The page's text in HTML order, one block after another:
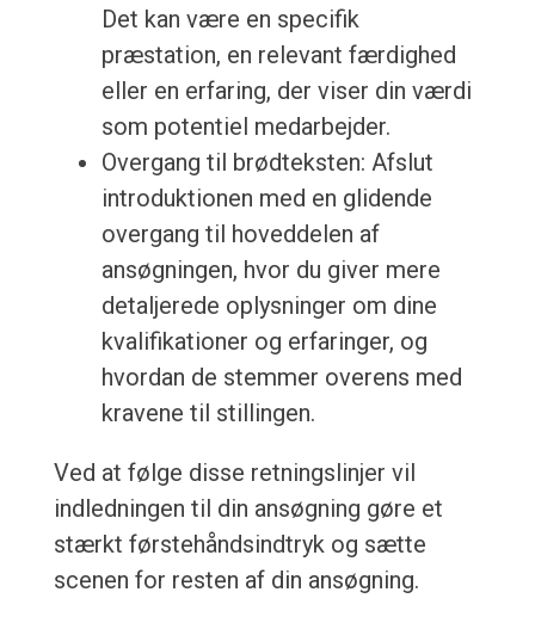
Det kan være en specifik
præstation, en relevant færdighed
eller en erfaring, der viser din værdi
som potentiel medarbejder.
Overgang til brødteksten: Afslut
introduktionen med en glidende
overgang til hoveddelen af
ansøgningen, hvor du giver mere
detaljerede oplysninger om dine
kvalifikationer og erfaringer, og
hvordan de stemmer overens med
kravene til stillingen.
Ved at følge disse retningslinjer vil
indledningen til din ansøgning gøre et
stærkt førstehåndsindtryk og sætte
scenen for resten af din ansøgning.